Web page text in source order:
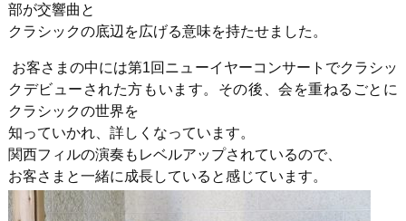
部が交響曲と
クラシックの底辺を広げる意味を持たせました。
お客さまの中には第1回ニューイヤーコンサートでクラシッ
クデビューされた方もいます。その後、会を重ねるごとに
クラシックの世界を
知っていかれ、詳しくなっています。
関西フィルの演奏もレベルアップされているので、
お客さまと一緒に成長していると感じています。